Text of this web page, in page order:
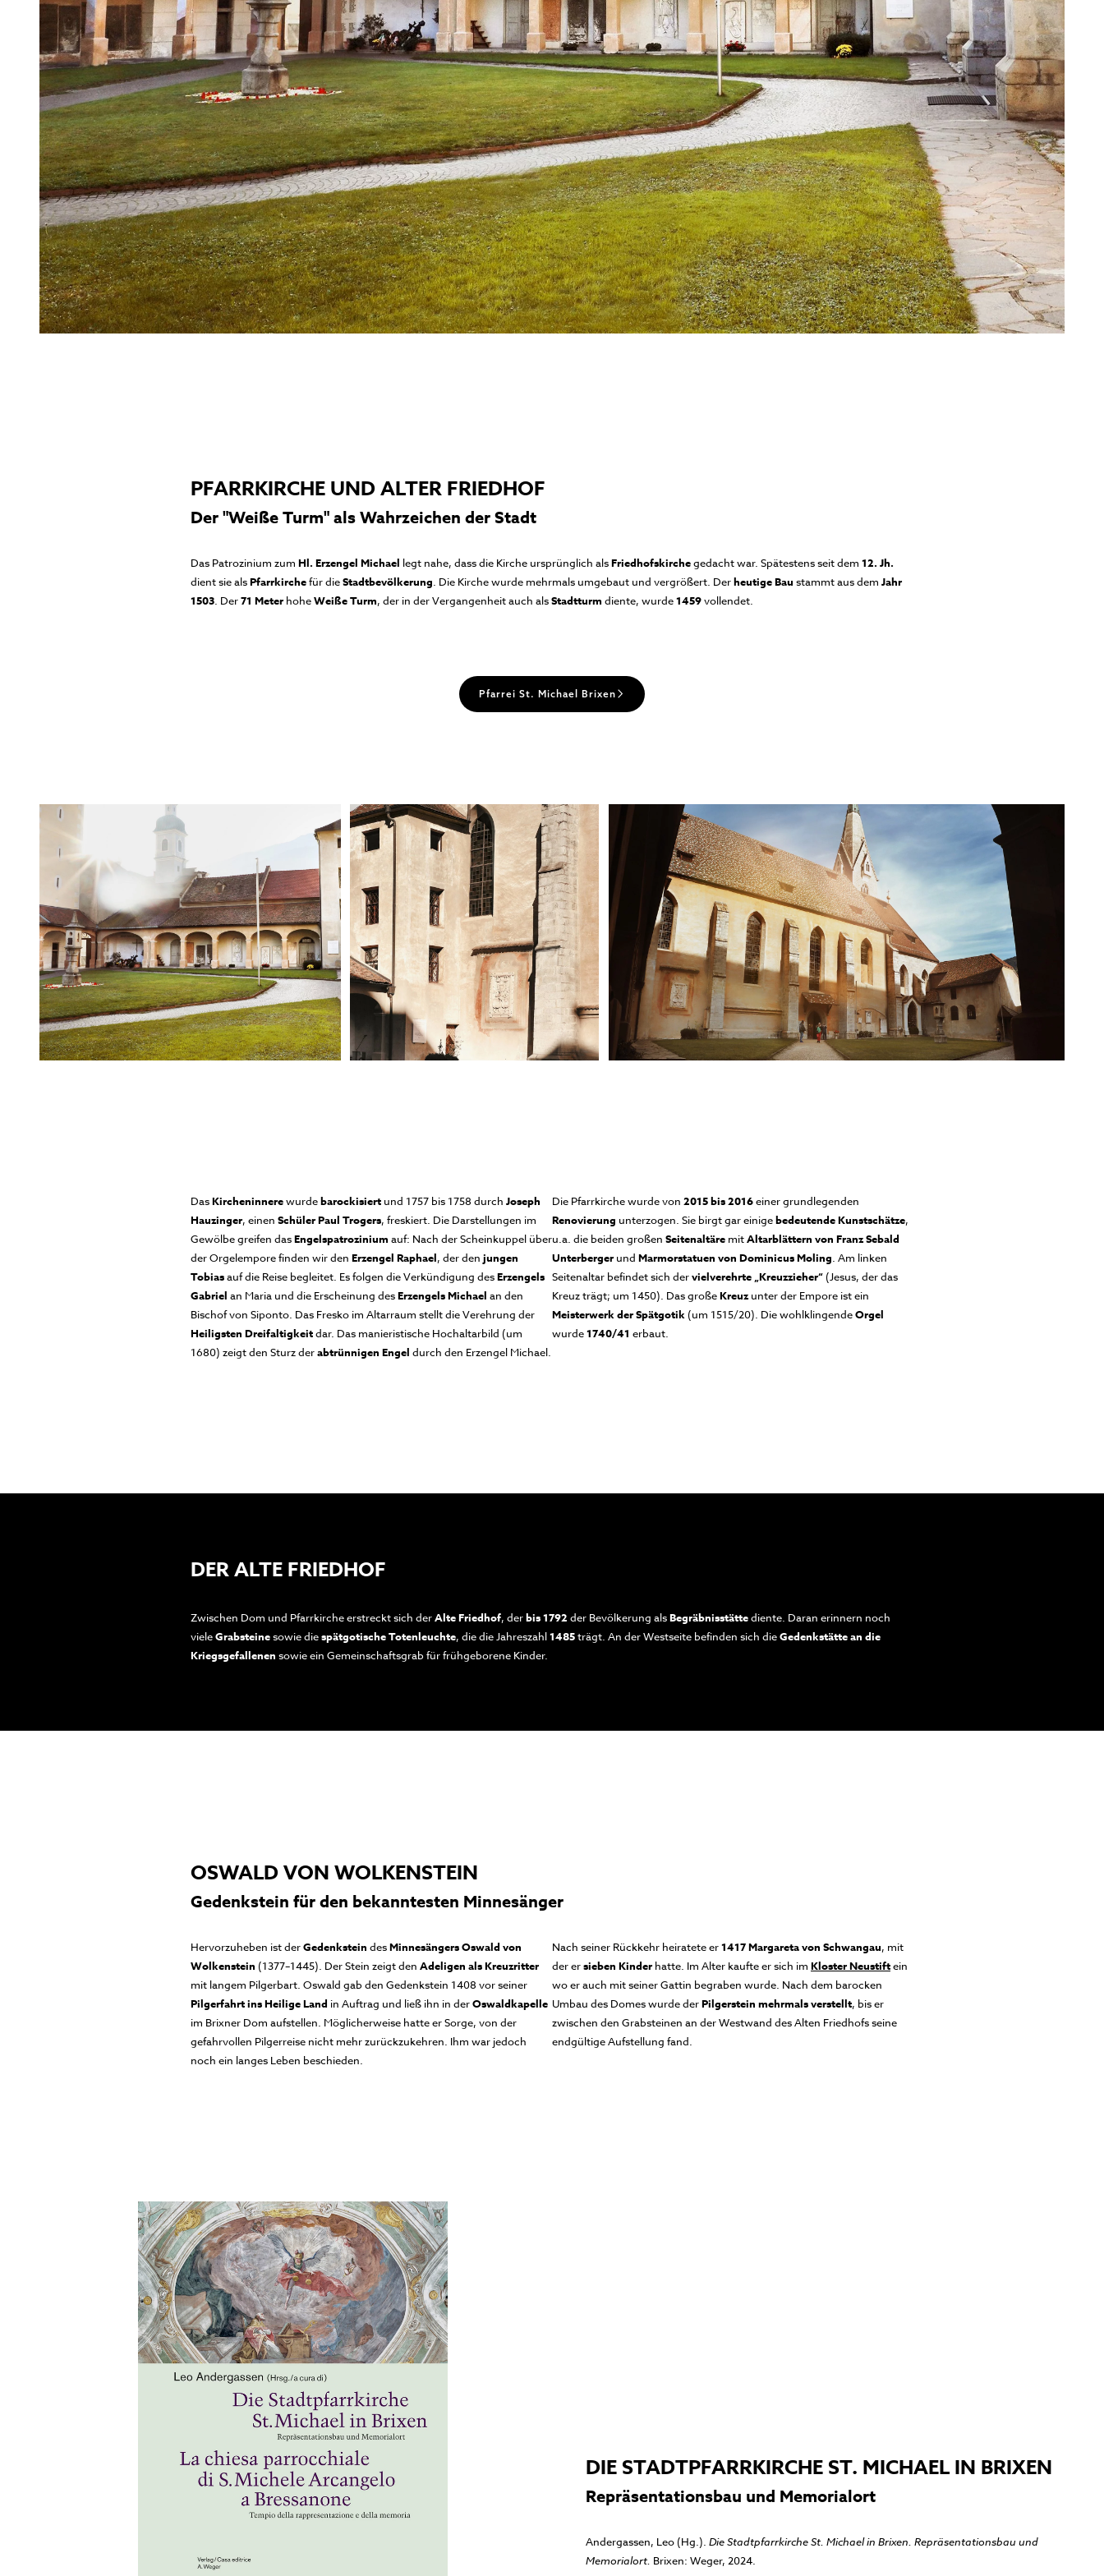
PFARRKIRCHE UND ALTER FRIEDHOF
Der "Weiße Turm" als Wahrzeichen der Stadt
Das Patrozinium zum Hl. Erzengel Michael legt nahe, dass die Kirche ursprünglich alsFriedhofskirchegedacht war. Spätestens seit dem 12. Jh.
dient sie alsPfarrkirchefür dieStadtbevölkerung. Die Kirche wurde mehrmals umgebaut und vergrößert. Derheutige Bau stammt aus dem Jahr
1503. Der71 Meter hoheWeiße Turm, der in der Vergangenheit auch alsStadtturm diente, wurde1459vollendet.
Pfarrei St. Michael Brixen
DasKircheninnerewurdebarockisiert und 1757 bis 1758 durch Joseph
Hauzinger, einen Schüler Paul Trogers, freskiert. Die Darstellungen im
Gewölbe greifen dasEngelspatrozinium auf: Nach der Scheinkuppel über
der Orgelempore finden wir den Erzengel Raphael, der den jungen
Tobiasauf die Reise begleitet. Es folgen die Verkündigung desErzengels
Gabriel an Maria und die Erscheinung desErzengels Michael an den
Bischof von Siponto. Das Fresko im Altarraum stellt die Verehrung der
Heiligsten Dreifaltigkeitdar. Das manieristische Hochaltarbild (um
1680) zeigt den Sturz derabtrünnigen Engel durch den Erzengel Michael.
Die Pfarrkirche wurde von 2015 bis 2016einer grundlegenden
Renovierung unterzogen. Sie birgt gar einigebedeutende Kunstschätze,
u.a. die beiden großen Seitenaltäre mitAltarblättern von Franz Sebald
Unterberger und Marmorstatuen von Dominicus Moling. Am linken
Seitenaltar befindet sich dervielverehrte „Kreuzzieher“ (Jesus, der das
Kreuz trägt; um 1450). Das großeKreuz unter der Empore ist ein
Meisterwerk der Spätgotik (um 1515/20). Die wohlklingendeOrgel
wurde1740/41 erbaut.
DER ALTE FRIEDHOF
Zwischen Dom und Pfarrkirche erstreckt sich derAlte Friedhof, derbis 1792 der Bevölkerung alsBegräbnisstättediente. Daran erinnern noch
vieleGrabsteinesowie diespätgotische Totenleuchte, die die Jahreszahl1485trägt. An der Westseite befinden sich dieGedenkstätte an die
Kriegsgefallenen sowie ein Gemeinschaftsgrab für frühgeborene Kinder.
OSWALD VON WOLKENSTEIN
Gedenkstein für den bekanntesten Minnesänger
Hervorzuheben ist derGedenkstein desMinnesängers Oswald von
Wolkenstein (1377–1445). Der Stein zeigt den Adeligen als Kreuzritter
mit langem Pilgerbart. Oswald gab den Gedenkstein 1408 vor seiner
Pilgerfahrt ins Heilige Land in Auftrag und ließ ihn in derOswaldkapelle
im Brixner Dom aufstellen. Möglicherweise hatte er Sorge, von der
gefahrvollen Pilgerreise nicht mehr zurückzukehren. Ihm war jedoch
noch ein langes Leben beschieden.
Nach seiner Rückkehr heiratete er1417 Margareta von Schwangau, mit
der ersieben Kinder hatte. Im Alter kaufte er sich im Kloster Neustiftein
wo er auch mit seiner Gattin begraben wurde. Nach dem barocken
Umbau des Domes wurde derPilgerstein mehrmals verstellt, bis er
zwischen den Grabsteinen an der Westwand des Alten Friedhofs seine
endgültige Aufstellung fand.
DIE STADTPFARRKIRCHE ST. MICHAEL IN BRIXEN
Repräsentationsbau und Memorialort
Andergassen, Leo (Hg.). Die Stadtpfarrkirche St. Michael in Brixen. Repräsentationsbau und
Memorialort. Brixen: Weger, 2024.